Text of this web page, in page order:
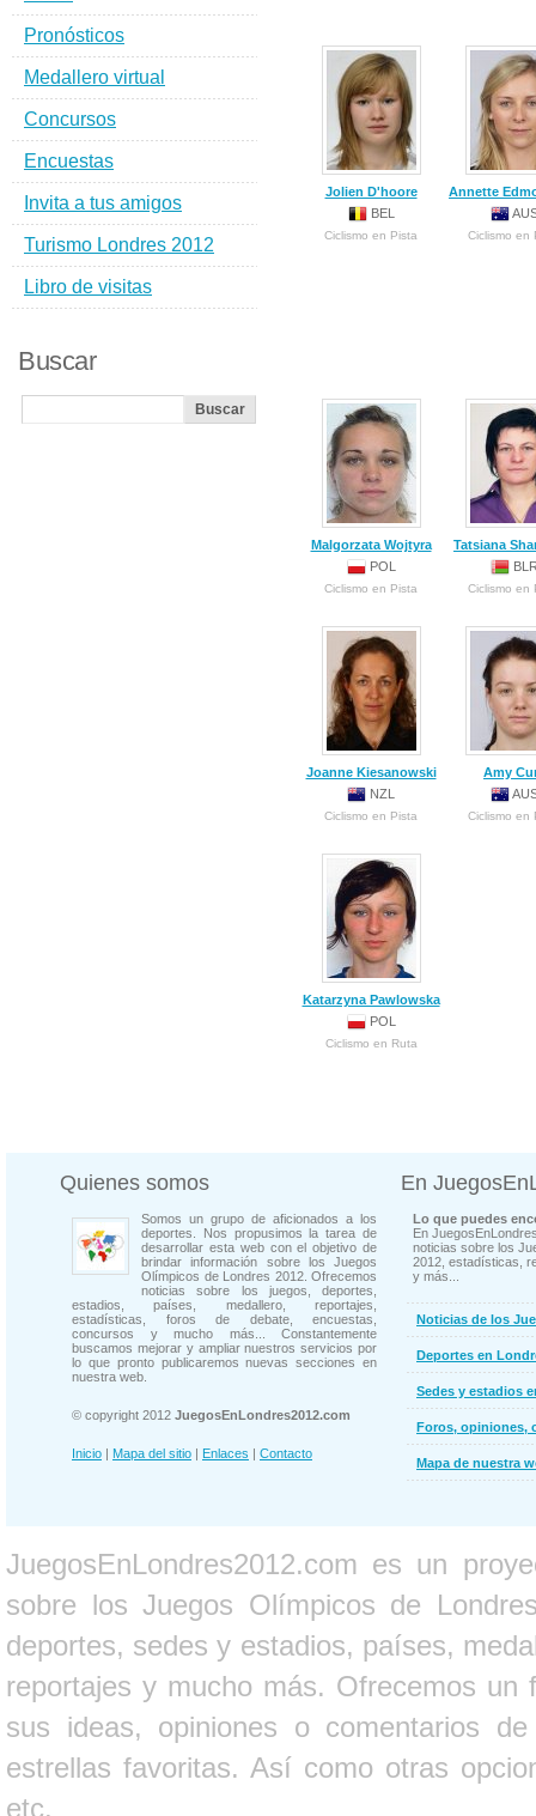
Jolien D'hoore
BEL
Ciclismo en Pista
Annette
Ciclismo en
Malgorzata Wojtyra
POL
Ciclismo en Pista
Tatsiana
Ciclismo en
Joanne Kiesanowski
NZL
Ciclismo en Pista
Amy
Ciclismo en
Katarzyna Pawlowska
POL
Ciclismo en Ruta
Pronósticos
Medallero virtual
Concursos
Encuestas
Invita a tus amigos
Turismo Londres 2012
Libro de visitas
Buscar
Quienes somos
Somos un grupo de aficionados a los
deportes. Nos propusimos la tarea de
desarrollar esta web con el objetivo de
brindar información sobre los Juegos
Olímpicos de Londres 2012. Ofrecemos
noticias sobre los juegos, deportes,
estadios, países, medallero, reportajes,
estadísticas, foros de debate, encuestas,
concursos y mucho más... Constantemente
buscamos mejorar y ampliar nuestros servicios por
lo que pronto publicaremos nuevas secciones en
nuestra web.
© copyright 2012 JuegosEnLondres2012.com
Inicio | Mapa del sitio | Enlaces | Contacto
En
Lo que puedes
En
noticias sobre los
2012, estadísticas,
y más...
Noticias de los
Deportes en
Sedes y estadios
Foros, opiniones,
Mapa de nuestra
JuegosEnLondres2012.com es un
sobre los Juegos Olímpicos de
deportes, sedes y estadios, países,
reportajes y mucho más. Ofrecemos un
sus ideas, opiniones o comentarios
estrellas favoritas. Así como otras
etc.